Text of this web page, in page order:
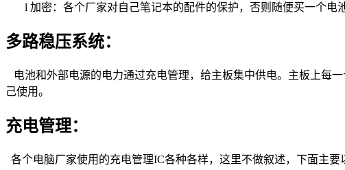
l 加密：各个厂家对自己笔记本的配件的保护，否则随便买一个
多路稳压系统：
电池和外部电源的电力通过充电管理，给主板集中供电。主板上每
己使用。
充电管理：
各个电脑厂家使用的充电管理IC各种各样，这里不做叙述，下面主要